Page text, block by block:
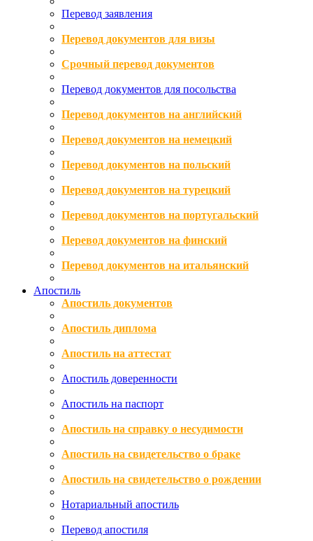
Перевод заявления
Перевод документов для визы
Срочный перевод документов
Перевод документов для посольства
Перевод документов на английский
Перевод документов на немецкий
Перевод документов на польский
Перевод документов на турецкий
Перевод документов на португальский
Перевод документов на финский
Перевод документов на итальянский
Апостиль
Апостиль документов
Апостиль диплома
Апостиль на аттестат
Апостиль доверенности
Апостиль на паспорт
Апостиль на справку о несудимости
Апостиль на свидетельство о браке
Апостиль на свидетельство о рождении
Нотариальный апостиль
Перевод апостиля